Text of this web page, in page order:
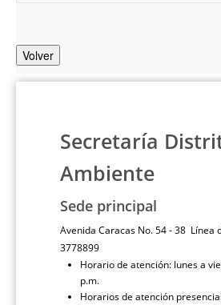
Volver
Secretaría
Ambiente
Sede principal
Avenida Caracas No. 54 - 38 Línea
3778899
Horario de atención: lunes a
p.m.
Horarios de atención